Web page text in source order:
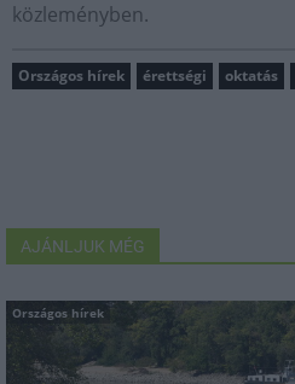
közleményben.
Országos hírek érettségi oktatás
AJÁNLJUK MÉG
Országos hírek